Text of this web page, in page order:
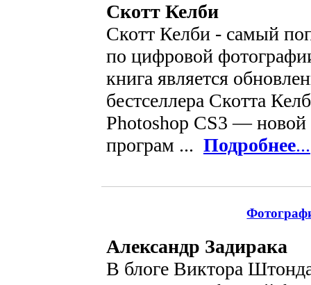
Скотт Келби
Скотт Келби - самый
по цифровой
книга является
бестселлера Скотта
Photoshop CS3 — новой
програм ... Подробнее...
Александр Задирака
В блоге Виктора